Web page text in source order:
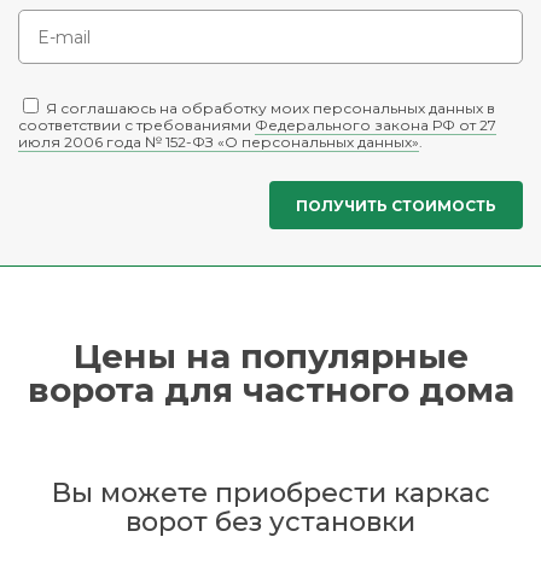
Я соглашаюсь на обработку моих персональных данных в
соответствии с требованиями Федерального закона РФ от 27
июля 2006 года № 152-ФЗ «О персональных данных».
Цены на популярные
ворота для частного дома
Вы можете приобрести каркас
ворот без установки